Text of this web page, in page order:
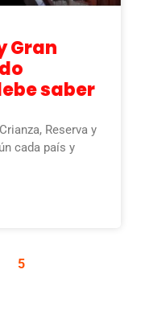
Gran
saber
Reserva y
cada país y
5